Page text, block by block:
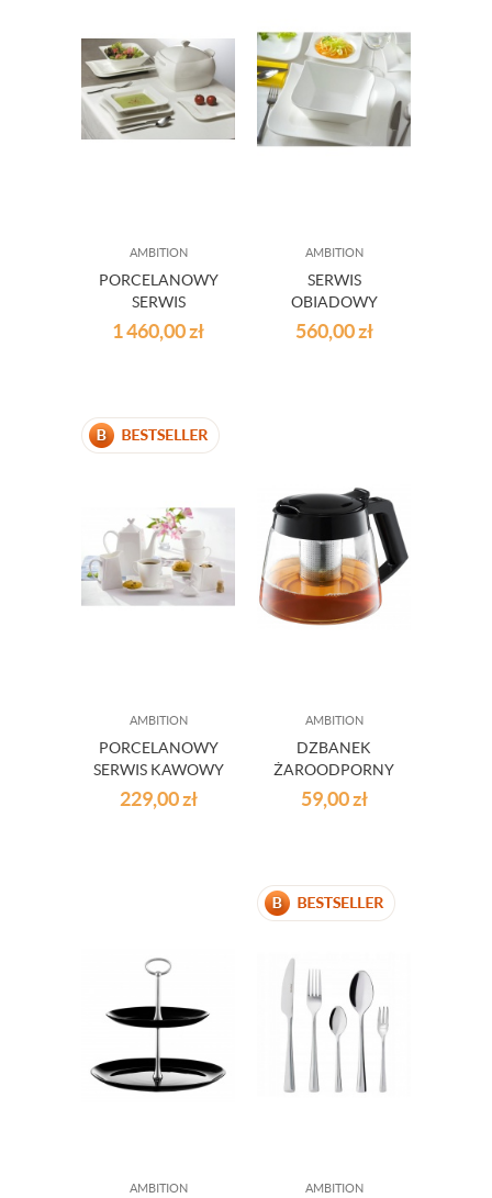
AMBITION
PORCELANOWY
SERWIS
OBIADOWY FALA
42 ELEM.
1 460,00zł
AMBITION
SERWIS
OBIADOWY
PORCELANOWY
FALA 18 ELEM
560,00zł
AMBITION
PORCELANOWY
SERWIS KAWOWY
KUBIKO 17 CZ.
229,00zł
AMBITION
DZBANEK
ŻAROODPORNY
Z SITEM DO
ZAPARZANIA
59,00zł
AMBITION AMBITION